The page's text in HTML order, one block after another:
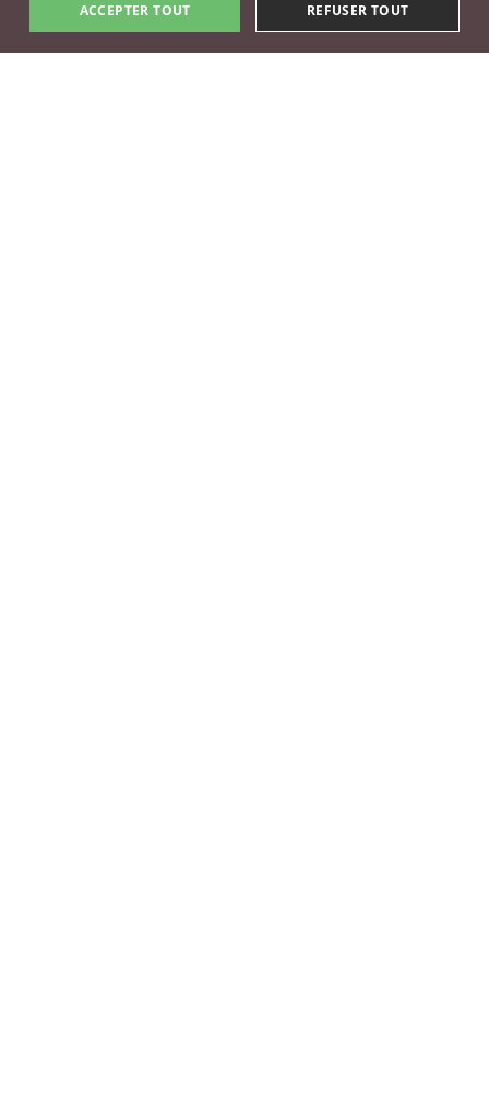
Vous pouvez voir l’émission sur leur chaîne Youtube ici :
https://www.youtube.com/@Unesaisonauzoo
ACCEPTER TOUT REFUSER TOUT